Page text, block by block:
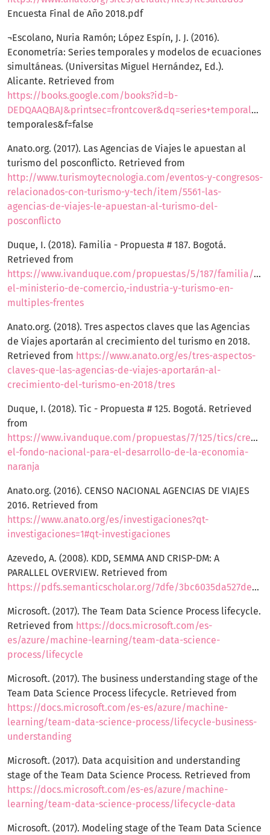
Encuesta Final de Año 2018.pdf
¬Escolano, Nuria Ramón; López Espín, J. J. (2016).
Econometría: Series temporales y modelos de ecuaciones
simultáneas. (Universitas Miguel Hernández, Ed.).
Alicante. Retrieved from
https://books.google.com/books?id=b-
DEDQAAQBAJ&printsec=frontcover&dq=series+temporales&hl=en&sa=X&ved=0ahUKEwjjuZWF2rThAhUPyoUKHT5vCDIQ6AEIYTAH#v=onepage&q=series
temporales&f=false
Anato.org. (2017). Las Agencias de Viajes le apuestan al
turismo del posconflicto. Retrieved from
http://www.turismoytecnologia.com/eventos-y-congresos-
relacionados-con-turismo-y-tech/item/5561-las-
agencias-de-viajes-le-apuestan-al-turismo-del-
posconflicto
Duque, I. (2018). Familia - Propuesta # 187. Bogotá.
Retrieved from
https://www.ivanduque.com/propuestas/5/187/familia/
el-ministerio-de-comercio,-industria-y-turismo-en-
multiples-frentes
Anato.org. (2018). Tres aspectos claves que las Agencias
de Viajes aportarán al crecimiento del turismo en 2018.
Retrieved from https://www.anato.org/es/tres-aspectos-
claves-que-las-agencias-de-viajes-aportarán-al-
crecimiento-del-turismo-en-2018/tres
Duque, I. (2018). Tic - Propuesta # 125. Bogotá. Retrieved
from
https://www.ivanduque.com/propuestas/7/125/tics/
el-fondo-nacional-para-el-desarrollo-de-la-economia-
naranja
Anato.org. (2016). CENSO NACIONAL AGENCIAS DE VIAJES
2016. Retrieved from
https://www.anato.org/es/investigaciones?qt-
investigaciones=1#qt-investigaciones
Azevedo, A. (2008). KDD, SEMMA AND CRISP-DM: A
PARALLEL OVERVIEW. Retrieved from
https://pdfs.semanticscholar.org/7dfe/3bc6035da527deaa72007a27cef94047a7f9.pdf
Microsoft. (2017). The Team Data Science Process lifecycle.
Retrieved from https://docs.microsoft.com/es-
es/azure/machine-learning/team-data-science-
process/lifecycle
Microsoft. (2017). The business understanding stage of the
Team Data Science Process lifecycle. Retrieved from
https://docs.microsoft.com/es-es/azure/machine-
learning/team-data-science-process/lifecycle-business-
understanding
Microsoft. (2017). Data acquisition and understanding
stage of the Team Data Science Process. Retrieved from
https://docs.microsoft.com/es-es/azure/machine-
learning/team-data-science-process/lifecycle-data
Microsoft. (2017). Modeling stage of the Team Data Science